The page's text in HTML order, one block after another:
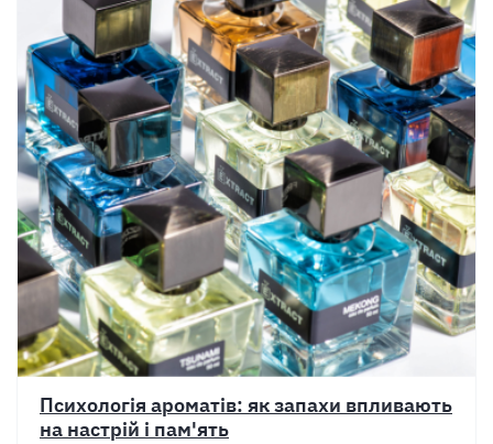
Психологія ароматів: як запахи впливають
на настрій і пам'ять